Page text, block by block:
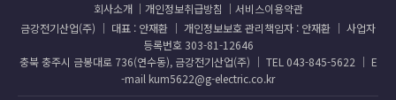
회사소개 개인정보취급방침
서비스이용약관
금강전기산업(주) │ 대표 : 안재환 │ 개인정보보호 관리책임자 : 안재환 │ 사업자
등록번호 303-81-12646
충북 충주시 금봉대로 736(연수동), 금강전기산업(주) │ TEL 043-845-5622 │ E
-mail kum5622@g-electric.co.kr